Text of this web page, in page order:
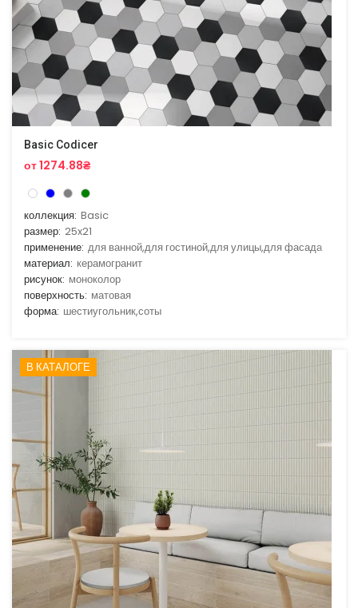
Basic Codicer
от 1274.88₴
коллекция: Basic
размер: 25x21
применение: для ванной,для гостиной,для улицы,для фасада
материал: керамогранит
рисунок: моноколор
поверхность: матовая
форма: шестиугольник,соты
В КАТАЛОГЕ